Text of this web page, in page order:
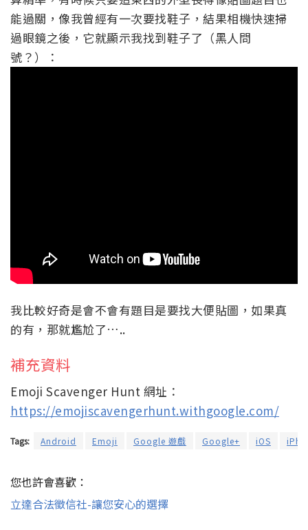
能過關，像我曾經有一次要找鞋子，結果相機快速掃
過眼鏡之後，它就顯示我找到鞋子了（黑人問
號？）：
我比較好奇是會不會有題目是要找大便貼圖，如果真
的有，那就尷尬了…..
補充資料
Emoji Scavenger Hunt 網址：
https://emojiscavengerhunt.withgoogle.com/
Tags: Android Emoji Google 遊戲 Google+ iOS
您也許會喜歡：
立達合法徵信社-讓您安心的選擇